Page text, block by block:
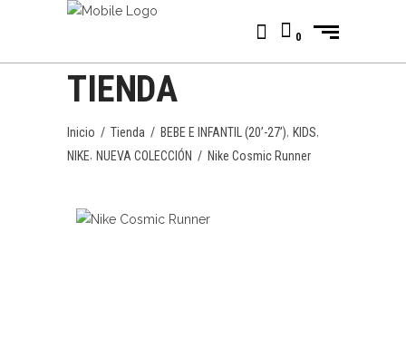
0
TIENDA
Inicio / Tienda / BEBE E INFANTIL (20’-27’) KIDS
NIKE, NUEVA COLECCIÓN / Nike Cosmic Runner